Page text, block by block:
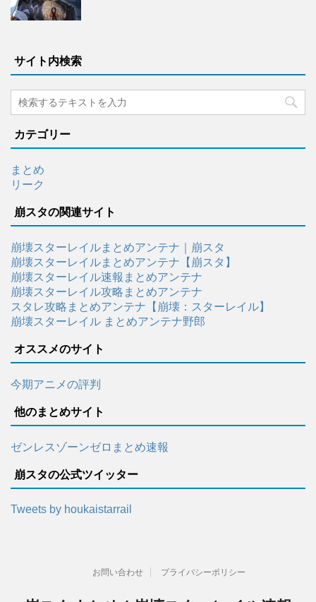
サイト内検索
カテゴリー
まとめ
リーク
崩スタの関連サイト
崩壊スターレイルまとめアンテナ｜崩スタ
崩壊スターレイルまとめアンテナ【崩スタ】
崩壊スターレイル速報まとめアンテナ
崩壊スターレイル攻略まとめアンテナ
スタレ攻略まとめアンテナ【崩壊：スターレイル】
崩壊スターレイル まとめアンテナ野郎
オススメのサイト
今期アニメの評判
他のまとめサイト
ゼンレスゾーンゼロまとめ速報
崩スタの公式ツイッター
Tweets by houkaistarrail
お問い合わせ プライバシーポリシー